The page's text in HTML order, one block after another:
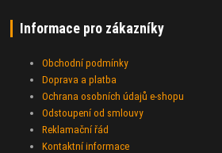
Informace pro zákazníky
Obchodní podmínky
Doprava a platba
Ochrana osobních údajů e-shopu
Odstoupení od smlouvy
Reklamační řád
Kontaktní informace